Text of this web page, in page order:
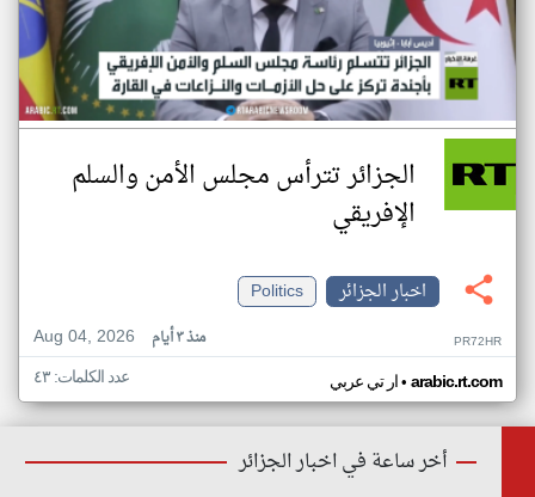
الجزائر تترأس مجلس الأمن والسلم
الإفريقي
اخبار الجزائر
Politics
Aug 04, 2026
منذ ٣ أيام PR72HR
ار تي عربي• arabic.rt.com عدد الكلمات: ٤٣
أخر ساعة في اخبار الجزائر